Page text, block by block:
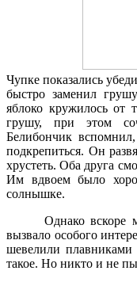
Чупке показались
быстро заменил
яблоко кружилось от
грушу, при этом
Белибончик
подкрепиться. Он
хрустеть. Оба друга
Им вдвоем было
солнышке.
Однако вскоре
вызвало особого
шевелили
такое. Но никто и не